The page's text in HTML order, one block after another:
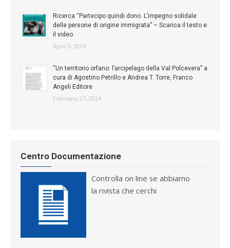
Ricerca “Partecipo quindi dono. L’impegno solidale
delle persone di origine immigrata” – Scarica il testo e
il video
April 5, 2024
“Un territorio orfano: l’arcipelago della Val Polcevera” a
cura di Agostino Petrillo e Andrea T. Torre, Franco
Angeli Editore
February 27, 2024
Centro Documentazione
Controlla on line se abbiamo
la rivista che cerchi